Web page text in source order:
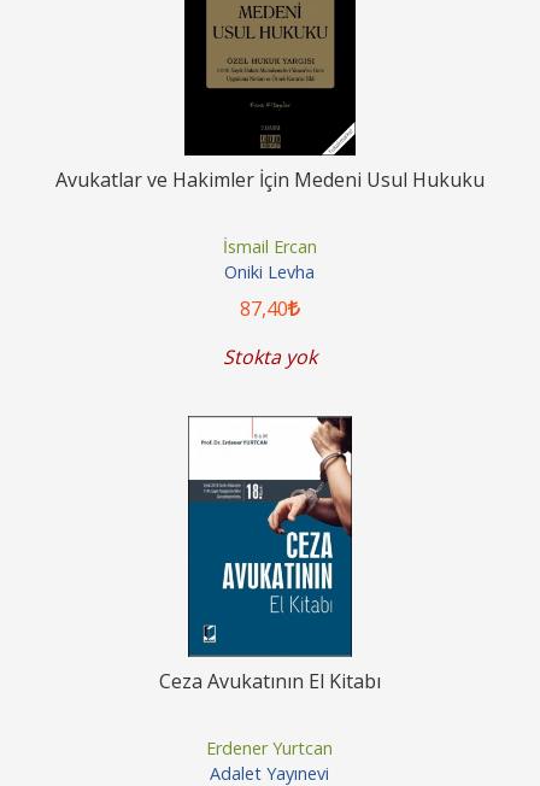
Avukatlar ve Hakimler İçin Medeni Usul Hukuku
İsmail Ercan
Oniki Levha
87,40
Stokta yok
Ceza Avukatının El Kitabı
Erdener Yurtcan
Adalet Yayınevi